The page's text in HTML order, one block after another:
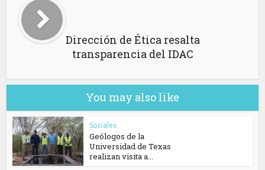
Dirección de Ética resalta
transparencia del IDAC
You may also like
Sociales
Geólogos de la
Universidad de Texas
realizan visita a...